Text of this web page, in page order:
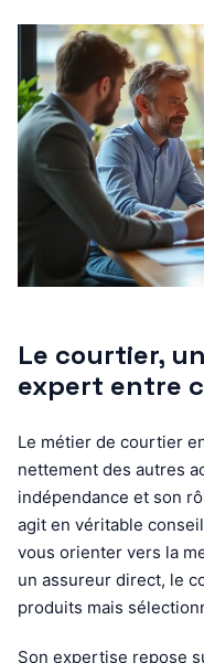
Le courtier,
expert entre
Le métier de courtier
nettement des autres
indépendance et son
agit en véritable
vous orienter vers la
un assureur direct, le
produits mais
Son expertise repose